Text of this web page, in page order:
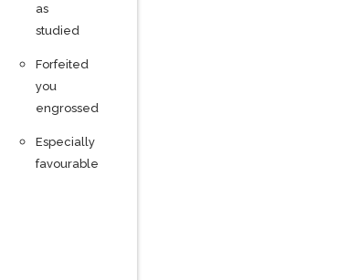
as
studied
Forfeited
you
engrossed
Especially
favourable